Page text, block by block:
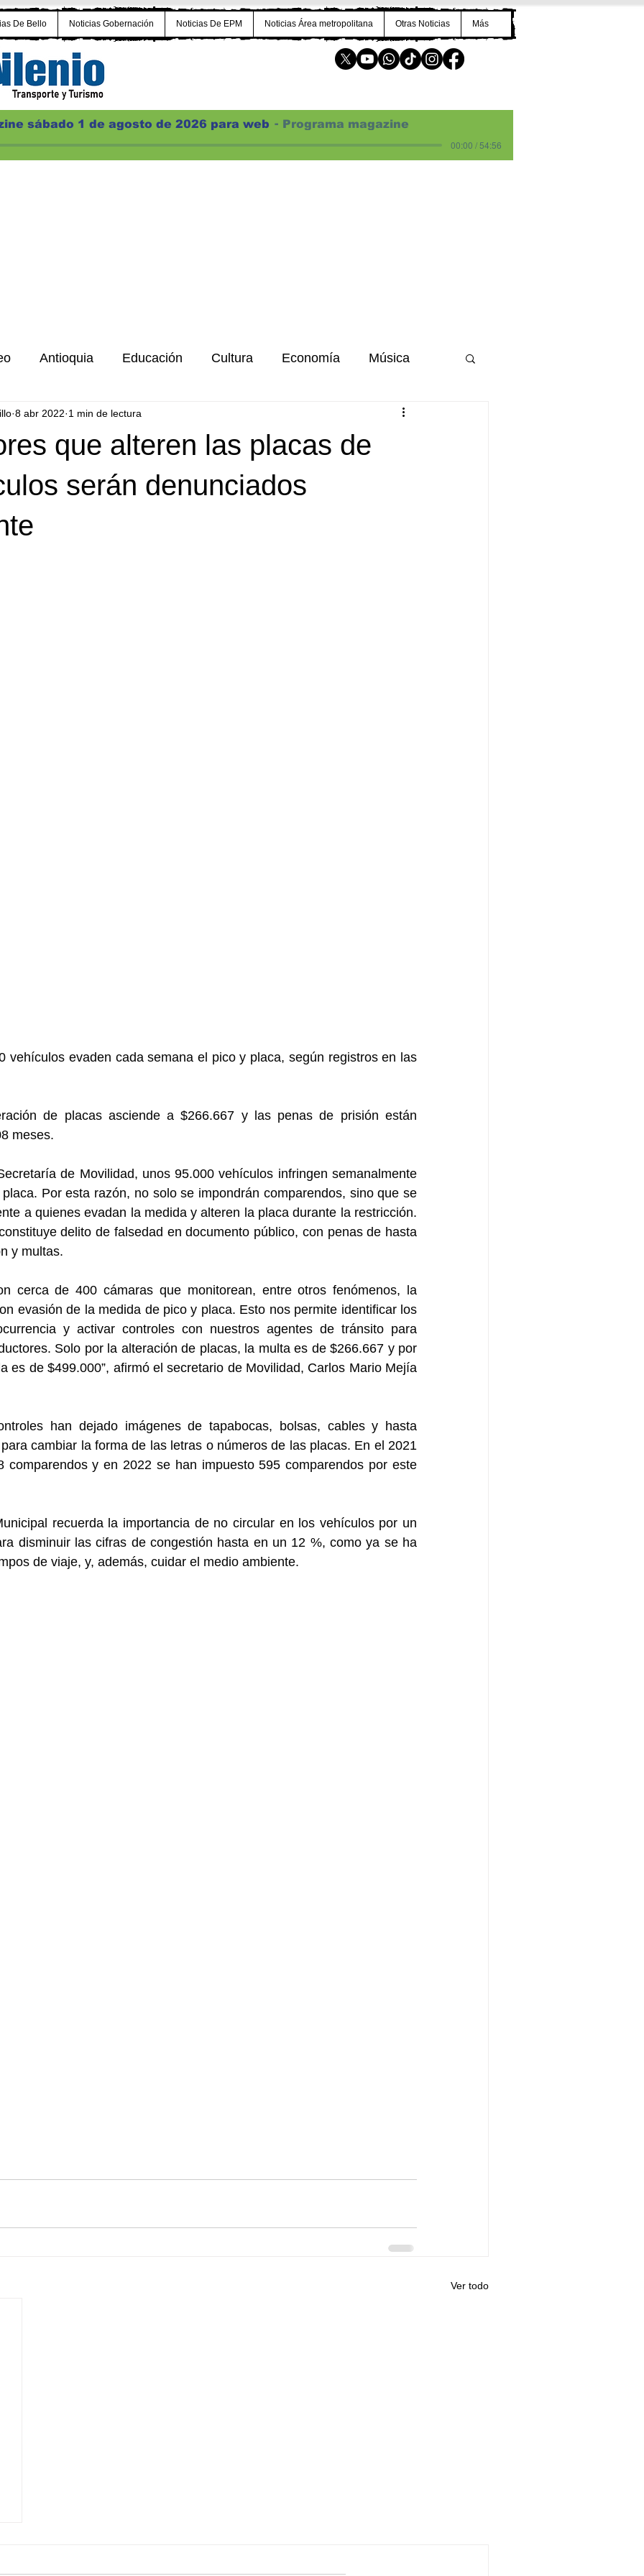
De Bello Noticias Gobernación Noticias De EPM Noticias Área metropolitana Otras Noticias Más
sábado 1 de agosto de 2026 para web
Programa magazine
00:00 / 54:56
Antioquia Educación Cultura Economía Música
Envigado Política
Medellín Turismo Educación y Movilidad
Editorial
que alteren las placas de
serán denunciados
8 abr 2022 1 min de lectura
vehículos evaden cada semana el pico y placa, según registros en las
de placas asciende a $266.667 y las penas de prisión están
meses.
de Movilidad, unos 95.000 vehículos infringen semanalmente
Por esta razón, no solo se impondrán comparendos, sino que se
a quienes evadan la medida y alteren la placa durante la restricción.
delito de falsedad en documento público, con penas de hasta
y multas.
cerca de 400 cámaras que monitorean, entre otros fenómenos, la
evasión de la medida de pico y placa. Esto nos permite identificar los
y activar controles con nuestros agentes de tránsito para
Solo por la alteración de placas, la multa es de $266.667 y por
es de $499.000”, afirmó el secretario de Movilidad, Carlos Mario Mejía
han dejado imágenes de tapabocas, bolsas, cables y hasta
cambiar la forma de las letras o números de las placas. En el 2021
comparendos y en 2022 se han impuesto 595 comparendos por este
recuerda la importancia de no circular en los vehículos por un
disminuir las cifras de congestión hasta en un 12 %, como ya se ha
de viaje, y, además, cuidar el medio ambiente.
Ver todo